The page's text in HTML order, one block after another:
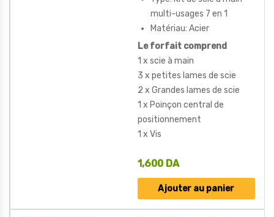
multi-usages 7 en 1
Matériau: Acier
Le forfait comprend
1 x scie à main
3 x petites lames de scie
2 x Grandes lames de scie
1 x Poinçon central de
positionnement
1 x Vis
1,600 DA
Ajouter au panier